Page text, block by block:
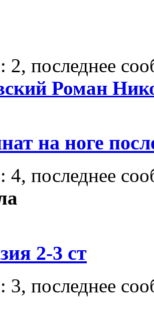
2, последнее
Роман
на ноге
4, последнее
2-3 ст
3, последнее